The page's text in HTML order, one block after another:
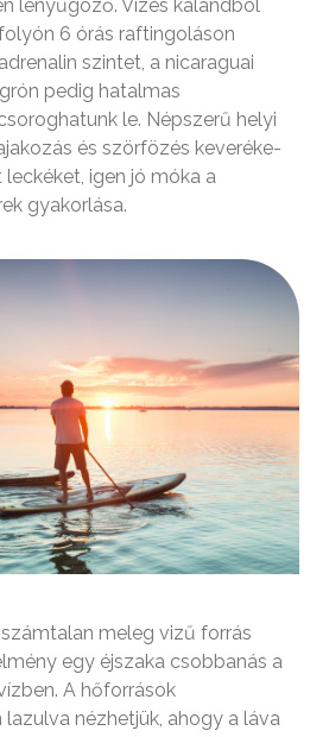
lenyűgöző. Vizes kalandból
6 órás raftingoláson
szintet, a nicaraguai
pedig hatalmas
le. Népszerű helyi
és szörfözés keveréke-
igen jó móka a
gyakorlása.
meleg vizű forrás
egy éjszaka csobbanás a
A hőforrások
nézhetjük, ahogy a láva